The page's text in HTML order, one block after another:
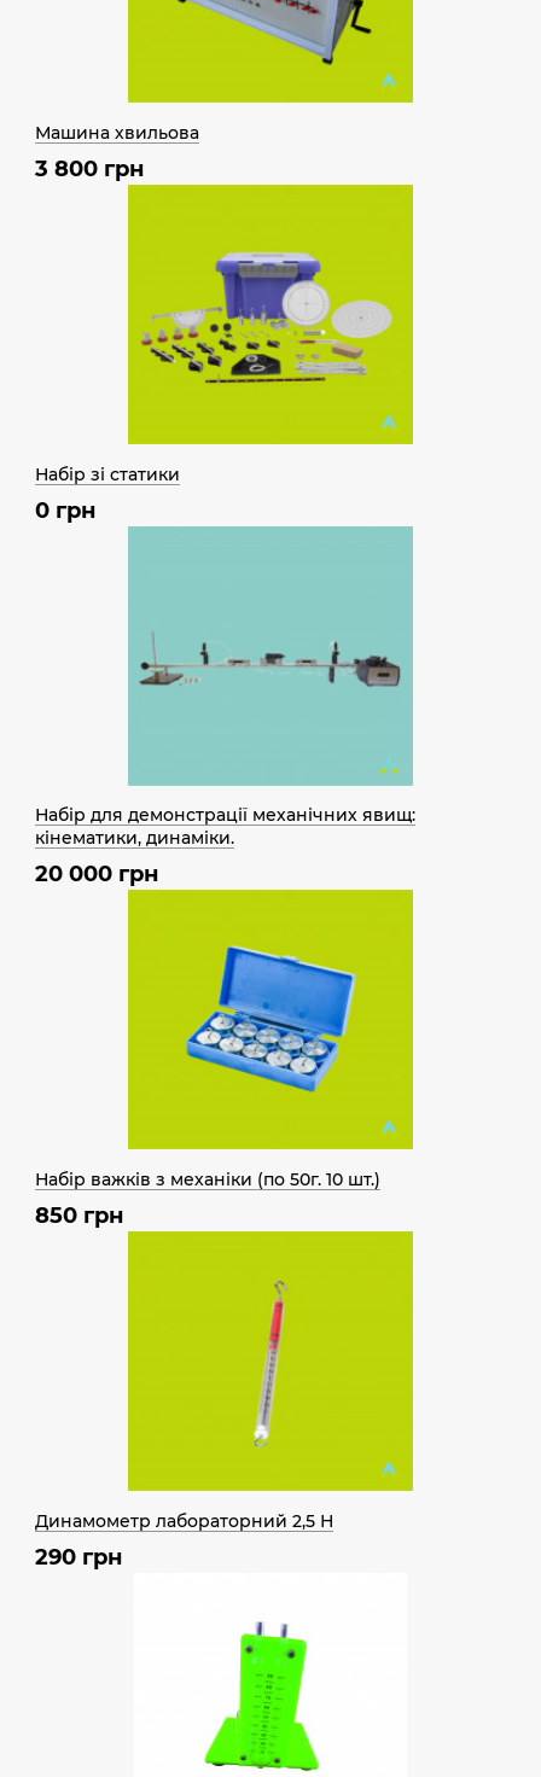
Машина хвильова
3 800 грн
Набір зі статики
0 грн
Набір для демонстрації механічних явищ:
кінематики, динаміки.
20 000 грн
Набір важків з механіки (по 50г. 10 шт.)
850 грн
Динамометр лабораторний 2,5 Н
290 грн